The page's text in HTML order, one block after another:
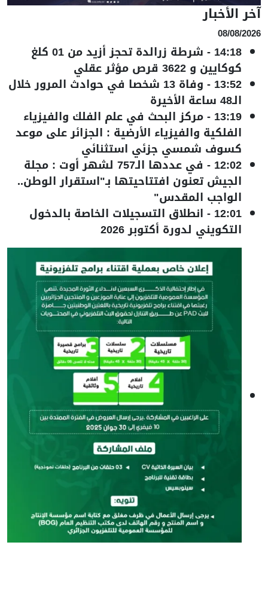
آخر الأخبار
08/08/2026
14:18
- شرطة زرالدة تحجز أزيد من 01 كلغ
كوكايين و 3622 قرص مؤثر عقلي
13:52
- وفاة 13 شخصا في حوادث المرور خلال
الـ48 ساعة الأخيرة
13:19
-مركز البحث في علم الفلك والفيزياء
الفلكية والفيزياء الأرضية : الجزائر على موعد
كسوف شمسي جزئي استثنائي
12:02
- في عددها الـ757 لشهر أوت : مجلة
الجيش تعنون افتتاحيتها بـ"استقرار الوطن..
الواجب المقدس"
12:01
- انطلاق التسجيلات الخاصة بالدخول
التكويني لدورة أكتوبر 2026